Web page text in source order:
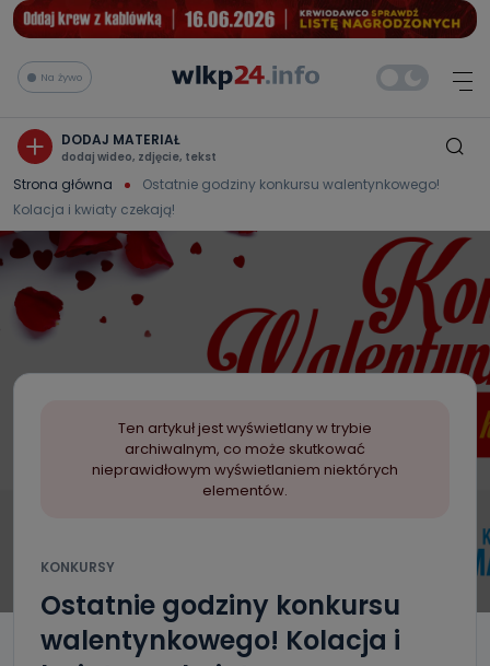
Na żywo
DODAJ MATERIAŁ
dodaj wideo, zdjęcie, tekst
Strona główna
Ostatnie godziny konkursu walentynkowego!
Kolacja i kwiaty czekają!
Ten artykuł jest wyświetlany w trybie
archiwalnym, co może skutkować
nieprawidłowym wyświetlaniem niektórych
elementów.
KONKURSY
Ostatnie godziny konkursu
walentynkowego! Kolacja i